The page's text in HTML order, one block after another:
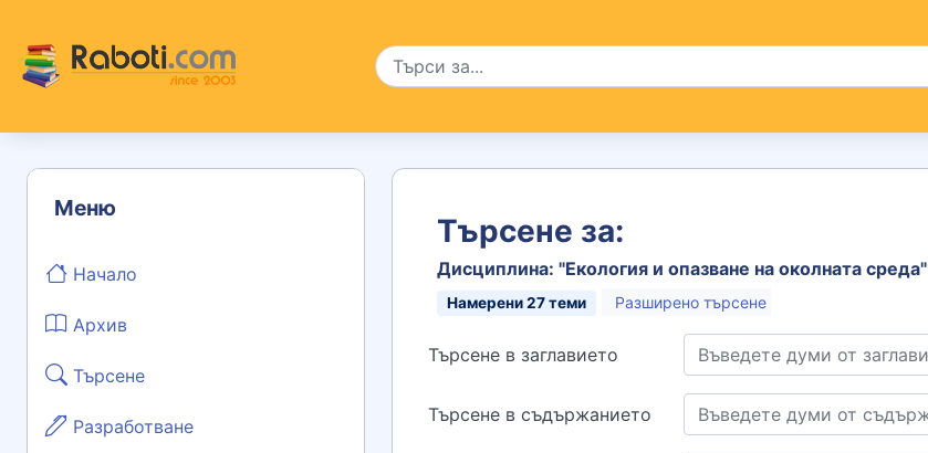
Меню
Начало
Архив
Търсене
Разработване
Търсене за:
Дисциплина: "Екология и опазване на околната среда"
Намерени27теми Разширено търсене
Търсене в заглавието
Търсене в съдържанието